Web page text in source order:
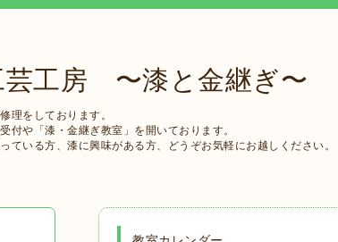
芸工房 〜漆と金継ぎ〜
理をしております。
付や「漆・金継ぎ教室」を開いております。
ている方、漆に興味がある方、どうぞお気軽にお越しください。